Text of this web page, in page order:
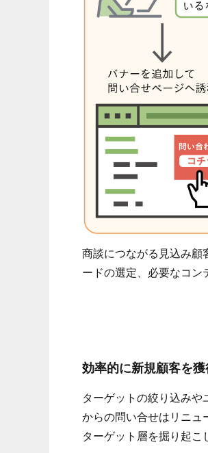
商談につながる見込み顧
ードの選定、必要なコ
効率的に新規顧客を
ターゲットの絞り込み
からの問い合せはリニュ
ターゲット層を掘り起こ